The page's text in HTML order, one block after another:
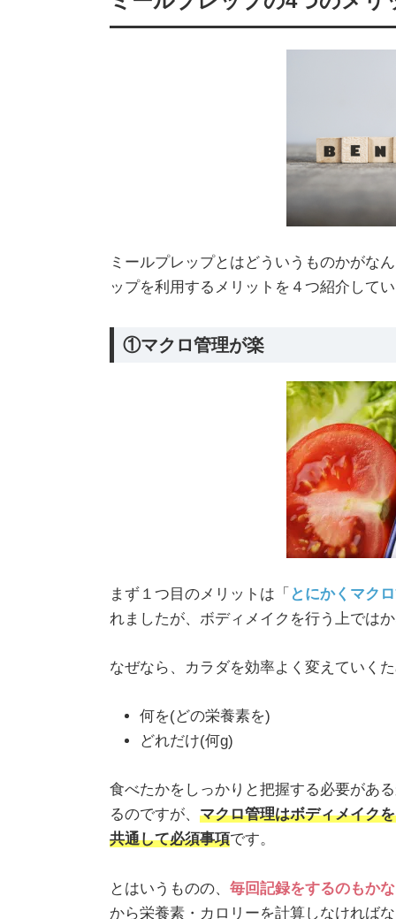
ミールプレップとはどういうものかがな
ップを利用するメリットを４つ紹介してい
①マクロ管理が楽
まず１つ目のメリットは「 とにかくマク
れましたが、ボディメイクを行う上では
なぜなら、カラダを効率よく変えていく
何を(どの栄養素を)
どれだけ(何g)
食べたかをしっかりと把握する必要があ
るのですが、 マクロ管理はボディメイク
共通して必須事項です。
とはいうものの、 毎回記録をするのもか
から栄養素・カロリーを計算しなければ